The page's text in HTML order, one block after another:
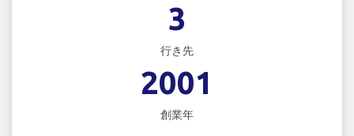
3
行き先
2001
創業年